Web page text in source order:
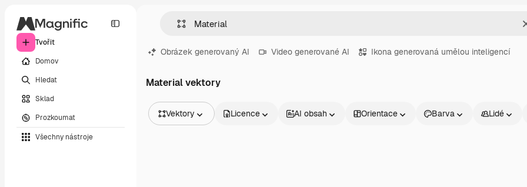
Tvořit
Domov
Hledat
Sklad
Prozkoumat
Všechny nástroje
Obrázek generovaný AI Video generované AI Ikona generovaná umělou inteligencí
Material vektory
Vektory Licence AI obsah Orientace Barva Lidé